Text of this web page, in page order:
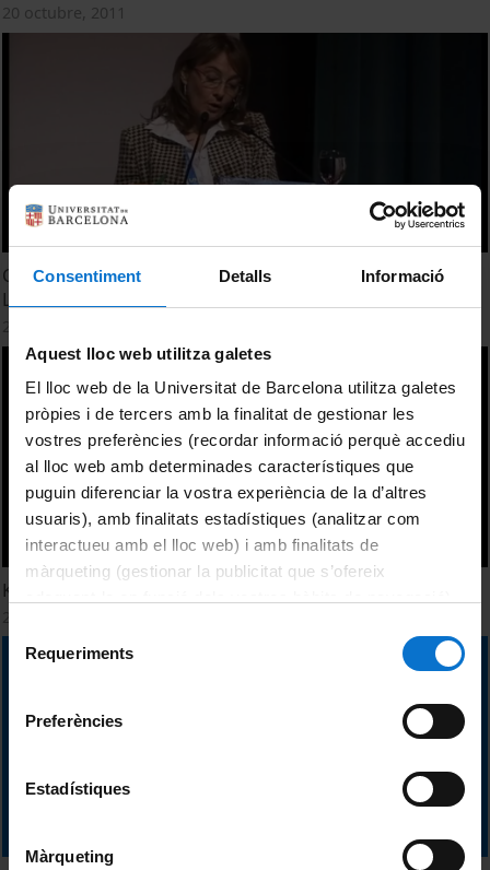
Consentiment Detalls Informació
Aquest lloc web utilitza galetes
El lloc web de la Universitat de Barcelona utilitza galetes
pròpies i de tercers amb la finalitat de gestionar les
vostres preferències (recordar informació perquè accediu
al lloc web amb determinades característiques que
puguin diferenciar la vostra experiència de la d’altres
usuaris), amb finalitats estadístiques (analitzar com
interactueu amb el lloc web) i amb finalitats de
màrqueting (gestionar la publicitat que s’ofereix
consultar laPolítica de galetes del lloc web de la
Requeriments
Preferències
Estadístiques
Màrqueting
20 octubre, 2011
Closing Remarks. Poster Prizes by Cristina Andres-
Lacueva. ICPH 2011
Keynotes - Thursday. ICPH 2011